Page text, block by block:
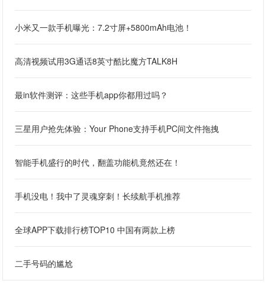
小米又一款手机曝光：7.2寸屏+5800mAh电池！
高清视频试用3G通话8英寸酷比魔方TALK8H
最in软件测评：这些手机app你都用过吗？
三星用户抢先体验：Your Phone支持手机PC间文件拖拽
智能手机盛行的时代，翻盖功能机竟然还在！
手机没电！我中了灵魂穿刺！长续航手机推荐
全球APP下载排行榜TOP10 中国有两款上榜
二手号码的尴尬